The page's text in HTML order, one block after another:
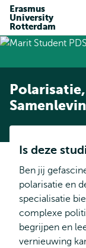
Erasmus
University
Rotterdam
Is deze
Ben jij
polarisatie en
specialisatie
complexe
begrijpen en
vernieuwing